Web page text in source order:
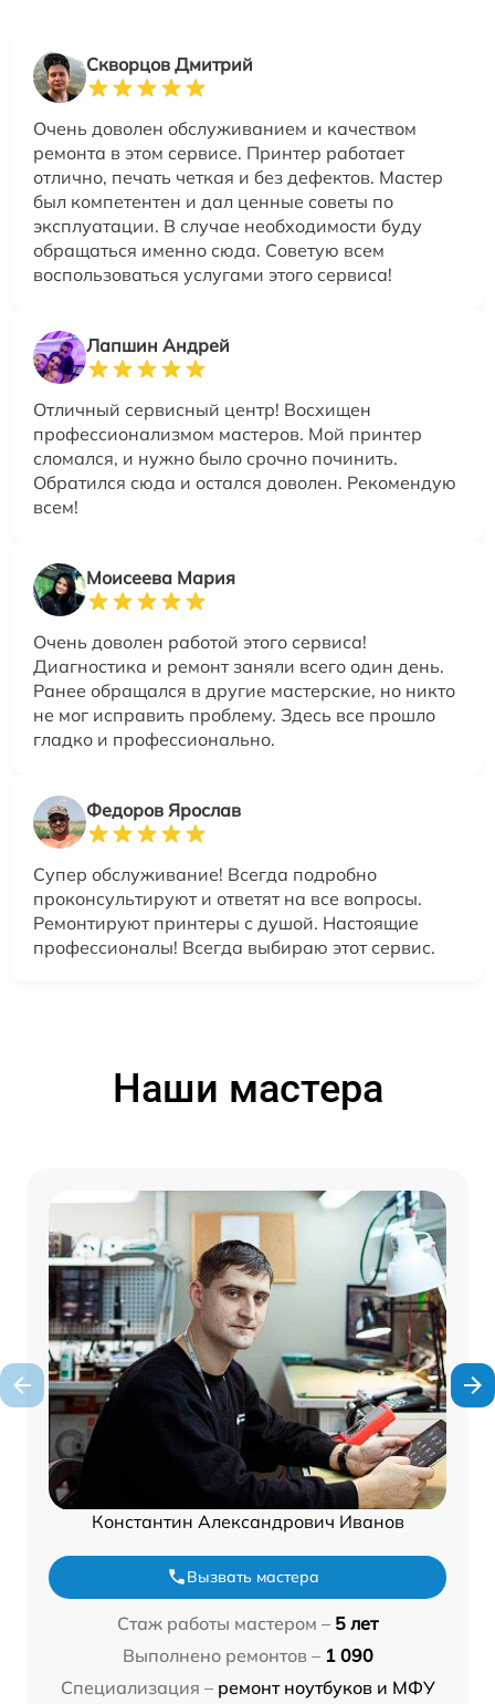
Скворцов Дмитрий
Очень доволен обслуживанием и качеством
ремонта в этом сервисе. Принтер работает
отлично, печать четкая и без дефектов. Мастер
был компетентен и дал ценные советы по
эксплуатации. В случае необходимости буду
обращаться именно сюда. Советую всем
воспользоваться услугами этого сервиса!
Лапшин Андрей
Отличный сервисный центр! Восхищен
профессионализмом мастеров. Мой принтер
сломался, и нужно было срочно починить.
Обратился сюда и остался доволен. Рекомендую
всем!
Моисеева Мария
Очень доволен работой этого сервиса!
Диагностика и ремонт заняли всего один день.
Ранее обращался в другие мастерские, но никто
не мог исправить проблему. Здесь все прошло
гладко и профессионально.
Федоров Ярослав
Супер обслуживание! Всегда подробно
проконсультируют и ответят на все вопросы.
Ремонтируют принтеры с душой. Настоящие
профессионалы! Всегда выбираю этот сервис.
Наши мастера
Константин Александрович Иванов
Вызвать мастера
Стаж работы мастером – 5 лет
Выполнено ремонтов – 1 090
Специализация – ремонт ноутбуков и МФУ